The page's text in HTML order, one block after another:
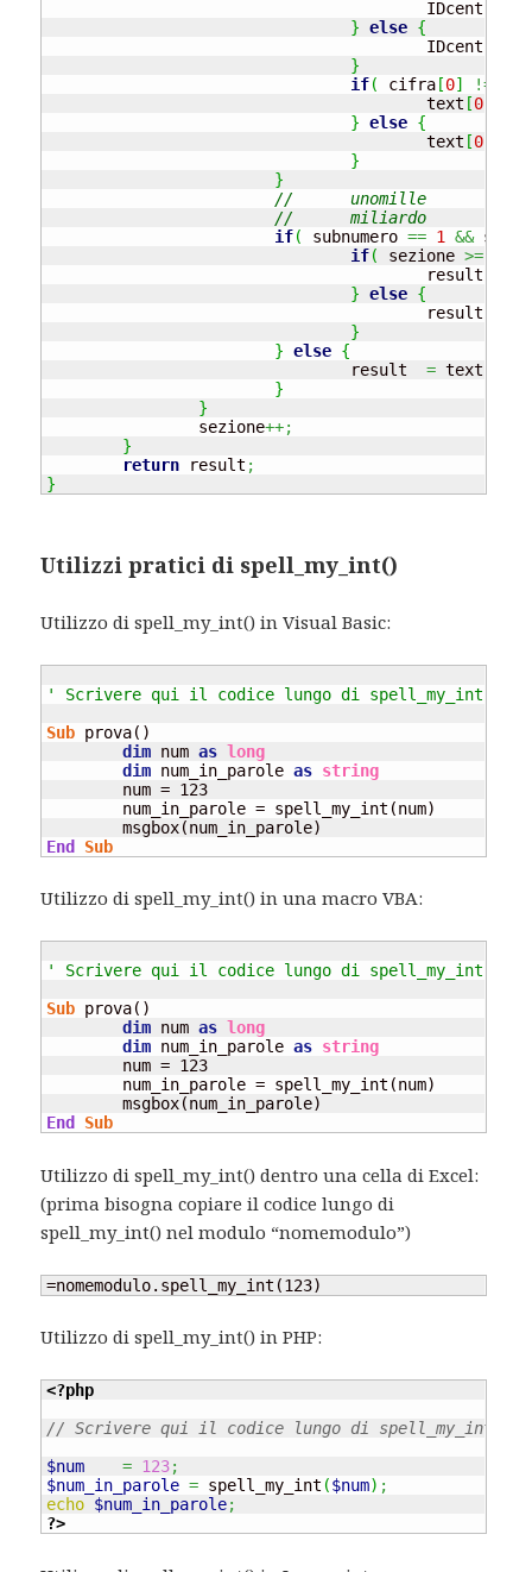
} else {
}
if( cifra [0] !=
					text
[0
} else {
					text
[0
}
}
if( subnumero == 1 &&
if( sezione >=
} else {
}
} else {
				result
= text
}
}
		sezione
++;
}
return result ;
}
Utilizzi pratici di spell_my_int()
Utilizzo di spell_my_int() in Visual Basic:
' Scrivere qui il codice lungo di spell_my_int()
Sub prova()
dim num as long
dim num_in_parole as string
End
Sub
Utilizzo di spell_my_int() in una macro VBA:
' Scrivere qui il codice lungo di spell_my_int() in
Sub prova()
dim num as long
dim num_in_parole as string
End
Sub
Utilizzo di spell_my_int() dentro una cella di Excel:
(prima bisogna copiare il codice lungo di
spell_my_int() nel modulo “nomemodulo”)
=nomemodulo.spell_my_int(123)
Utilizzo di spell_my_int() in PHP:
<?php
// Scrivere qui il codice lungo di spell_my_int()
$num
= 123;
$num_in_parole = spell_my_int ($num) ;
echo $num_in_parole;
?>